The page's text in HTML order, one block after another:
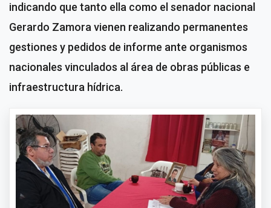
indicando que tanto ella como el senador nacional
Gerardo Zamora vienen realizando permanentes
gestiones y pedidos de informe ante organismos
nacionales vinculados al área de obras públicas e
infraestructura hídrica.